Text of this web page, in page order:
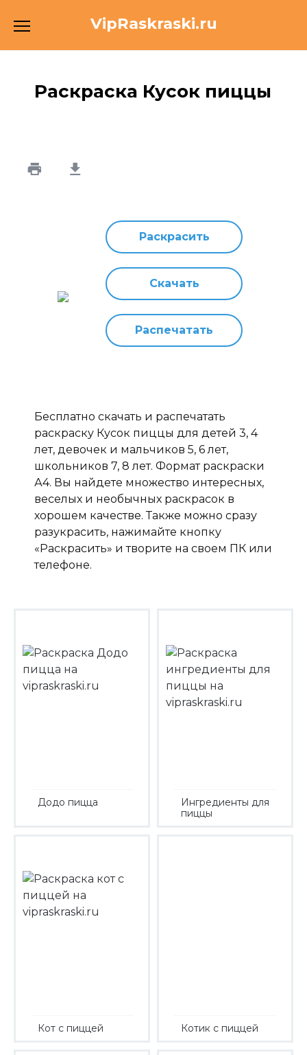
VipRaskraski.ru
Раскраска Кусок пиццы
Раскрасить
Скачать
Распечатать
Бесплатно скачать и распечатать
раскраску Кусок пиццы для детей 3, 4
лет, девочек и мальчиков 5, 6 лет,
школьников 7, 8 лет. Формат раскраски
А4. Вы найдете множество интересных,
веселых и необычных раскрасок в
хорошем качестве. Также можно сразу
разукрасить, нажимайте кнопку
«Раскрасить» и творите на своем ПК или
телефоне.
Додо пицца
Ингредиенты для
пиццы
Кот с пиццей Котик с пиццей